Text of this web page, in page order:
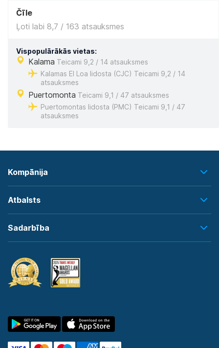
Čīle
Ļoti labi 8,7 / 163 atsauksmes
Vispopulārākās vietas:
Kalama Teicami 9,2 / 14 atsauksmes
Kalamas El Loa lidosta (CJC) Teicami 9,2 / 14
atsauksmes
Puertomonta Teicami 9,1 / 47 atsauksmes
Puertomontas lidosta (PMC) Teicami 9,1 / 47
atsauksmes
Kompānija
Atbalsts
Sadarbība